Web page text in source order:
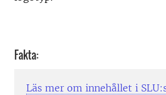
Fakta:
Läs mer om innehållet i